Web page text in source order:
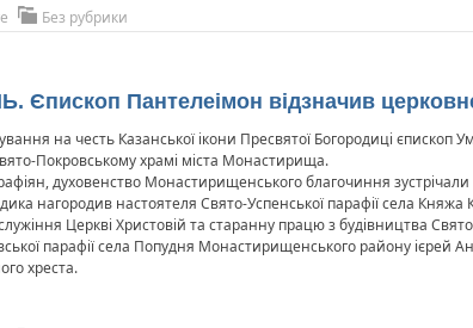
Без рубрики
Єпископ Пантелеімон відзначив
на честь Казанської ікони Пресвятої Богородиці
Покровському храмі міста Монастирища.
духовенство Монастирищенського благочиння
нагородив настоятеля Свято-Успенської парафії села
Церкві Христовій та старанну працю з будівництва
парафії села Попудня Монастирищенського району ієрей
хреста.